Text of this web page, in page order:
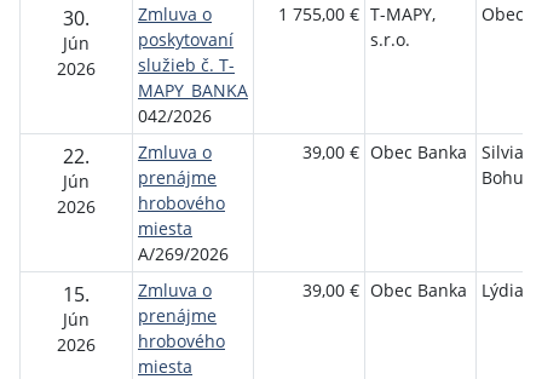
30.
Jún
2026
Zmluva o
poskytovaní
služieb č. T-
MAPY_BANKA
042/2026
1 755,00 € T-MAPY,
s.r.o.
Obec
22.
Jún
2026
Zmluva o
prenájme
hrobového
miesta
A/269/2026
39,00 € Obec Banka
Silvia
15.
Jún
2026
Zmluva o
prenájme
hrobového
miesta
39,00 € Obec Banka Lýdia